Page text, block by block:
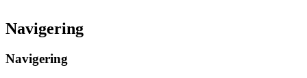
Navigering
Navigering